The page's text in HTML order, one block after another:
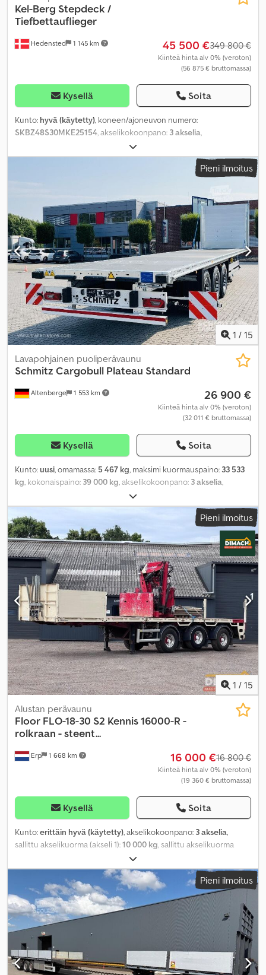
Hedensted 1 145 km
Kel-Berg Stepdeck /
Tiefbettauflieger
45 500 €349 800 €
Kiinteä hinta alv 0% (veroton)
(56 875 € bruttomassa)
Kysellä Soita
Kunto: hyvä (käytetty), koneen/ajoneuvon numero:
SKBZ48S30MKE25154, akselikokoonpano: 3 akselia,
punainen
Pieni ilmoitus
1 / 15
Altenberge 1 553 km
Lavapohjainen puoliperävaunu
Schmitz Cargobull Plateau Standard
26 900 €
Kiinteä hinta alv 0% (veroton)
(32 011 € bruttomassa)
Kysellä Soita
Kunto:uusi, omamassa: 5 467 kg, maksimi kuormauspaino: 33 533
kg, kokonaispaino: 39 000 kg, akselikokoonpano: 3 akselia,
, lastitilan leveys:
kuormatilan korkeus:1 224 mm, kuormatilan tilavuus:41 m³,
jousitus:
Pieni ilmoitus
1 / 15
Erp 1 668 km
Alustan perävaunu
Floor FLO-18-30 S2 Kennis 16000-R -
rolkraan - steent...
16 000 €16 800 €
Kiinteä hinta alv 0% (veroton)
(19 360 € bruttomassa)
Kysellä Soita
Kunto:erittäin hyvä (käytetty), akselikokoonpano: 3 akselia,
sallittu akselikuorma (akseli 1):10 000 kg, sallittu akselikuorma
, sallittu akselikuorma (akseli 3):
ensirekisteröinti:09/2007, kokonaispituus:11 800 mm,
kokonaisleveys:2 550 mm , akseliväli:8 000 mm , väri: muu
Valmistusvuosi:2007, Varusteet: nosturi,
Pieni ilmoitus